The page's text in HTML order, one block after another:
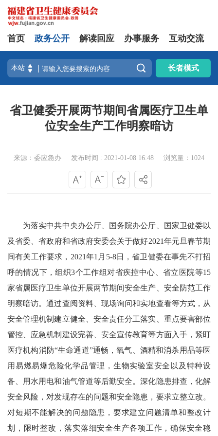
首页 政务公开 解读回应 办事服务 互动交流
 长者模式
省卫健委开展两节期间省属医疗卫生单
位安全生产工作明察暗访
来源：委应急办 发布时间 : 2021-01-08 16:48 浏览量：1024
为落实中共中央办公厅、国务院办公厅、国家卫健委以
及省委、省政府和省政府安委会关于做好2021年元旦春节期
间有关工作要求，2021年1月5-8日，省卫健委在事先不打招
呼的情况下，组织3个工作组对省疾控中心、省立医院等15
家省属医疗卫生单位开展两节期间安全生产、安全防范工作
明察暗访。通过查阅资料、现场询问和实地查看等方式，从
安全管理机制建立健全、安全责任分工落实、重点要害部位
管控、应急机制建设完善、安全宣传教育等方面入手，紧盯
医疗机构消防“生命通道”通畅，氧气、酒精和消杀用品等医
用易燃易爆危险化学品管理，生物实验室安全以及特种设
备、用水用电和油气管道等后勤安全。深化隐患排查，化解
安全风险，对发现存在的问题和安全隐患，要求立整立改。
对短期不能解决的问题隐患，要求建立问题清单和整改计
划，限时整改，落实落细安全生产各项工作，确保安全稳